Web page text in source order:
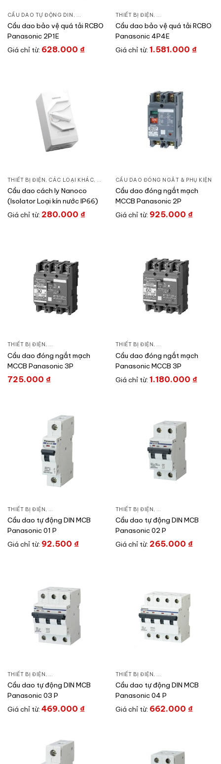
CẦU DAO TỰ ĐỘNG DIN , CẦU DAO ĐÓNG NGẮT & PHỤ KIỆN
Cầu dao bảo vệ quá tải RCBO
Panasonic 2P1E
Giá chỉ từ: 628.000 ₫
THIẾT BỊ ĐIỆN , CẦU DAO ĐÓNG NGẮT
Cầu dao bảo vệ quá tải RCBO
Panasonic 4P4E
Giá chỉ từ: 1.581.000 ₫
THIẾT BỊ ĐIỆN, CÁC LOẠI KHÁC, CẦU DAO ĐÓNG NGẮT & PHỤ KIỆN
Cầu dao cách ly Nanoco
(Isolator Loại kín nước IP66)
Giá chỉ từ: 280.000 ₫
CẦU DAO ĐÓNG NGẮT & PHỤ KIỆN
Cầu dao đóng ngắt mạch
MCCB Panasonic 2P
Giá chỉ từ: 925.000 ₫
THIẾT BỊ ĐIỆN , CẦU DAO DẠNG KHỐI CẦU DAO ĐÓNG NGẮT & PHỤ KIỆN
Cầu dao đóng ngắt mạch
MCCB Panasonic 3P
725.000 ₫
THIẾT BỊ ĐIỆN , CẦU DAO DẠNG KHỐI
Cầu dao đóng ngắt mạch
Panasonic MCCB 3P
Giá chỉ từ: 1.180.000 ₫
THIẾT BỊ ĐIỆN , CẦU DAO ĐÓNG NGẮT & PHỤ KIỆN ,CẦU DAO TỰ ĐỘNG DIN
Cầu dao tự động DIN MCB
Panasonic 01 P
Giá chỉ từ: 92.500 ₫
THIẾT BỊ ĐIỆN , CẦU DAO ĐÓNG NGẮT
Cầu dao tự động DIN MCB
Panasonic 02 P
Giá chỉ từ: 265.000 ₫
THIẾT BỊ ĐIỆN, CẦU DAO ĐÓNG NGẮT & PHỤ KIỆN,CẦU DAO TỰ ĐỘNG DIN
Cầu dao tự động DIN MCB
Panasonic 03 P
Giá chỉ từ: 469.000 ₫
THIẾT BỊ ĐIỆN, CẦU DAO ĐÓNG NGẮT
Cầu dao tự động DIN MCB
Panasonic 04 P
Giá chỉ từ: 662.000 ₫